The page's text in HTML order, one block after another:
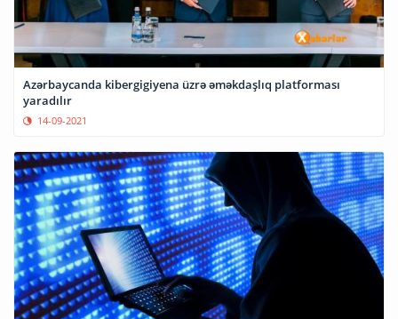
Azərbaycanda kibergigiyena üzrə əməkdaşlıq platforması
yaradılır
14-09-2021